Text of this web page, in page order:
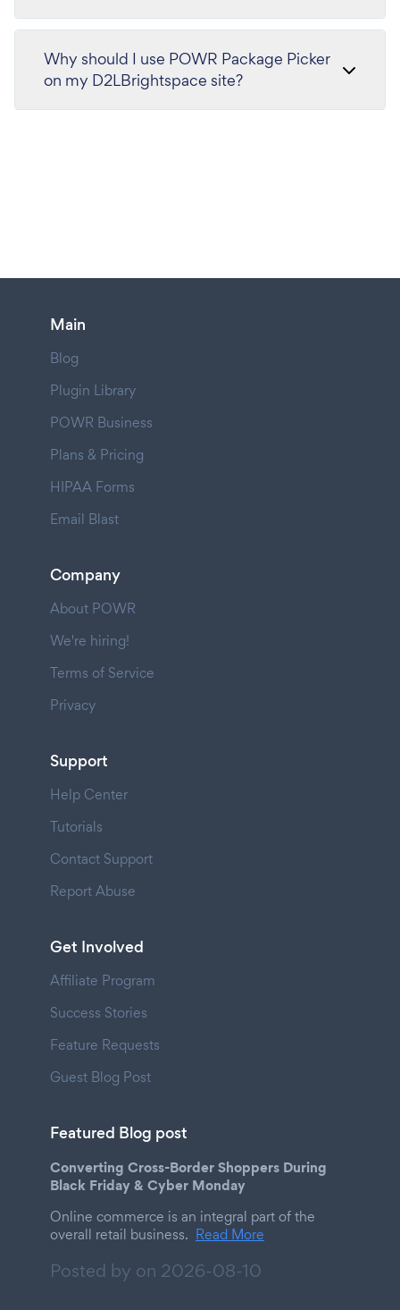
Why should I use POWR Package Picker
on my D2LBrightspace site?
Main
Blog
Plugin Library
POWR Business
Plans & Pricing
HIPAA Forms
Email Blast
Company
About POWR
We're hiring!
Terms of Service
Privacy
Support
Help Center
Tutorials
Contact Support
Report Abuse
Get Involved
Affiliate Program
Success Stories
Feature Requests
Guest Blog Post
Featured Blog post
Converting Cross-Border Shoppers During
Black Friday & Cyber Monday
Online commerce is an integral part of the
overall retail business. Read More
Posted by on 2026-08-10